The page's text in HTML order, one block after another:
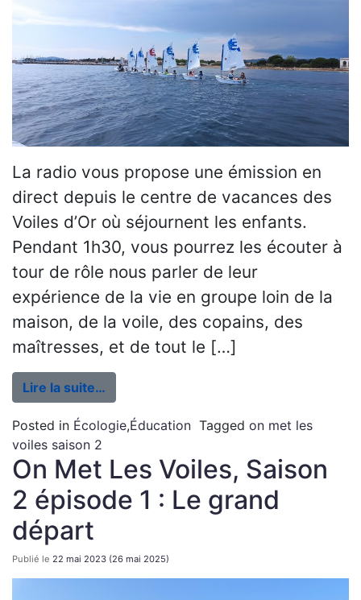
La radio vous propose une émission en
direct depuis le centre de vacances des
Voiles d’Or où séjournent les enfants.
Pendant 1h30, vous pourrez les écouter à
tour de rôle nous parler de leur
expérience de la vie en groupe loin de la
maison, de la voile, des copains, des
maîtresses, et de tout le […]
Lire la suite…
Posted in Écologie,Éducation Tagged on met les
voiles saison 2
On Met Les Voiles, Saison
2 épisode 1 : Le grand
départ
Publié le 22 mai 2023 (26 mai 2025)